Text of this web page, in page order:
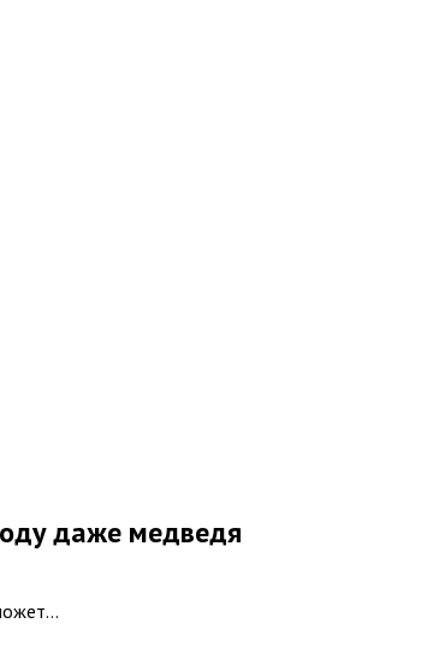
даже медведя